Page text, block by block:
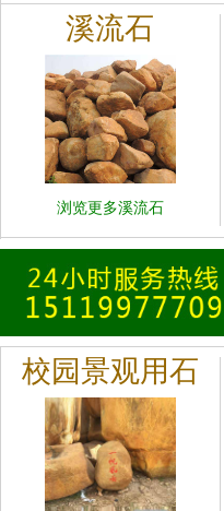
溪流石
浏览更多溪流石
校园景观用石